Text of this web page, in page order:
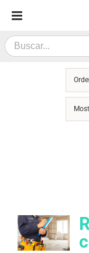
contenido
Search
for: